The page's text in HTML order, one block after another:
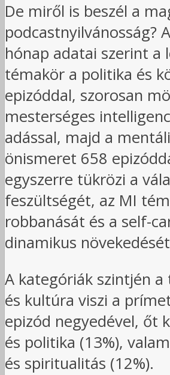
De miről is beszél a
podcastnyilvánosság?
hónap adatai szerint a
témakör a politika és
epizóddal, szorosan
mesterséges
adással, majd a
önismeret 658
egyszerre tükrözi a
feszültségét, az MI
robbanását és a self-
dinamikus
A kategóriák szintjén a
és kultúra viszi a
epizód negyedével, őt
és politika (13%),
és spiritualitás (12%).